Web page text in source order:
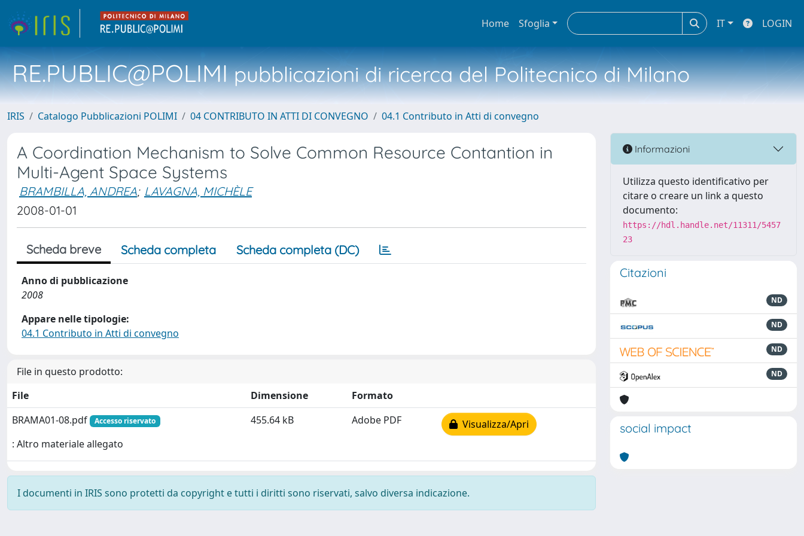
Home Sfoglia IT LOGIN
RE.PUBLIC@POLIMIpubblicazioni di ricerca del Politecnico di Milano
IRIS Catalogo Pubblicazioni POLIMI 04 CONTRIBUTO IN ATTI DI CONVEGNO 04.1 Contributo in Atti di convegno
A Coordination Mechanism to Solve Common Resource Contantion in
Multi-Agent Space Systems
BRAMBILLA, ANDREA; LAVAGNA, MICHÈLE
2008-01-01
Scheda breve Scheda completa Scheda completa (DC)
Anno di pubblicazione
2008
Appare nelle tipologie:
04.1 Contributo in Atti di convegno
File in questo prodotto:
File
Dimensione
Formato
BRAMA01-08.pdf
Accesso riservato
: Altro materiale allegato
455.64 kB Adobe PDF Visualizza/Apri
I documenti in IRIS sono protetti da copyright e tutti i diritti sono riservati, salvo diversa indicazione.
Informazioni
Utilizza questo identificativo per
citare o creare un link a questo
documento:
https://hdl.handle.net/11311/5457
23
Citazioni
ND
ND
ND
ND
social impact